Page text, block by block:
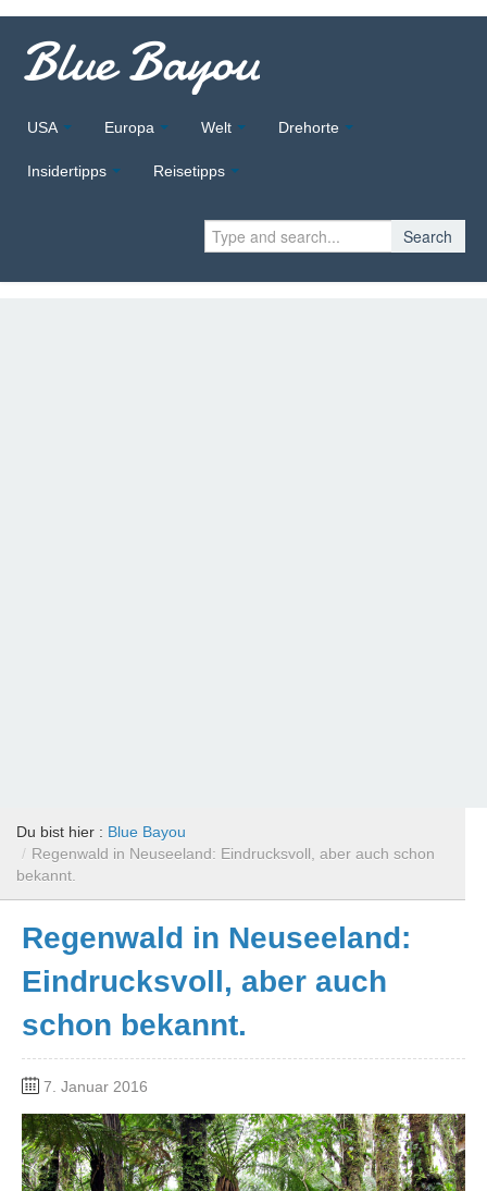
Blue Bayou
USA Europa Welt Drehorte
Insidertipps Reisetipps
Search
Du bist hier : Blue Bayou
/ Regenwald in Neuseeland: Eindrucksvoll, aber auch schon
bekannt.
Regenwald in Neuseeland:
Eindrucksvoll, aber auch
schon bekannt.
7. Januar 2016